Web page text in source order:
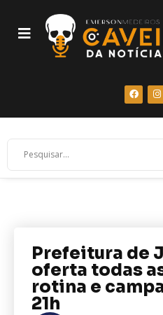
Prefeitura de
oferta todas
rotina e
21h